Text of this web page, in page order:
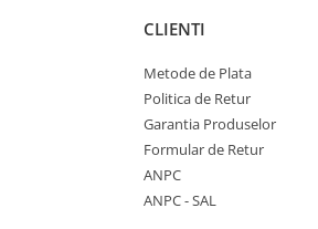
CLIENTI
Metode de Plata
Politica de Retur
Garantia Produselor
Formular de Retur
ANPC
ANPC - SAL